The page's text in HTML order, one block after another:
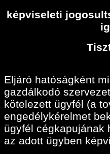
képviseleti
Eljáró hatóságként
gazdálkodó
kötelezett ügyfél (a
engedélykérelmet
ügyfél cégkapujának
az adott ügyben